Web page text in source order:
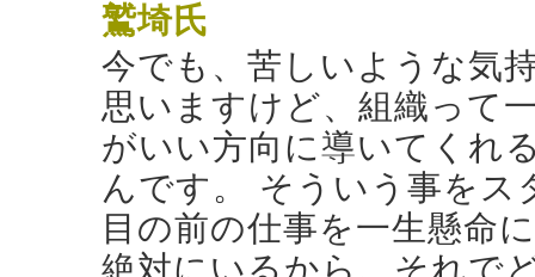
鷲埼氏
今でも、苦しいような気
思いますけど、組織って
がいい方向に導いてくれ
んです。 そういう事を
目の前の仕事を一生懸命
絶対にいるから、それで